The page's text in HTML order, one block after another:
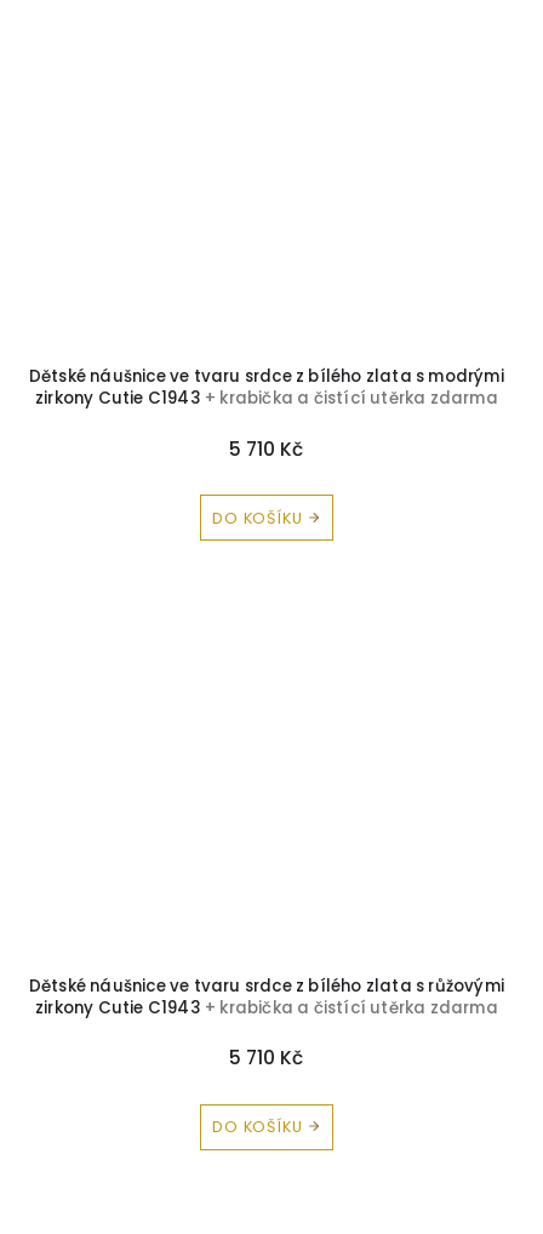
Dětské náušnice ve tvaru srdce z bílého zlata s modrými
zirkony Cutie C1943 + krabička a čistící utěrka zdarma
5 710 Kč
DO KOŠÍKU
Dětské náušnice ve tvaru srdce z bílého zlata s růžovými
zirkony Cutie C1943 + krabička a čistící utěrka zdarma
5 710 Kč
DO KOŠÍKU